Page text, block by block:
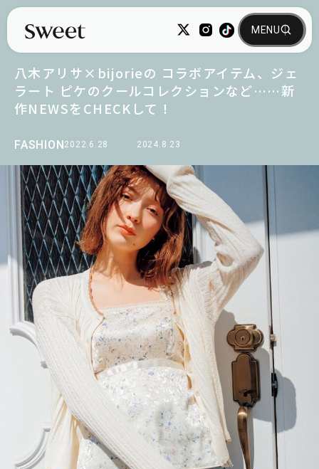
FASHION2022.6.28 2024.8.23
八木アリサ×bijorieの コラボアイテム、ジェ
ラート ピケのクールコレクションなど……新
作NEWSをCHECKして！